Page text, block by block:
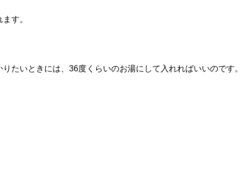
す。
たいときには、36度くらいのお湯にして入れればいいのです。